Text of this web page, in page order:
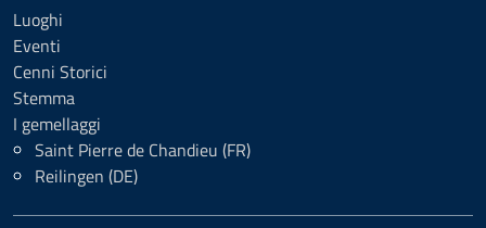
Luoghi
Eventi
Cenni Storici
Stemma
I gemellaggi
Saint Pierre de Chandieu (FR)
Reilingen (DE)